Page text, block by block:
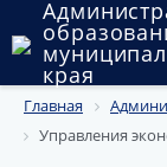
края
Округ
Главная
Управления